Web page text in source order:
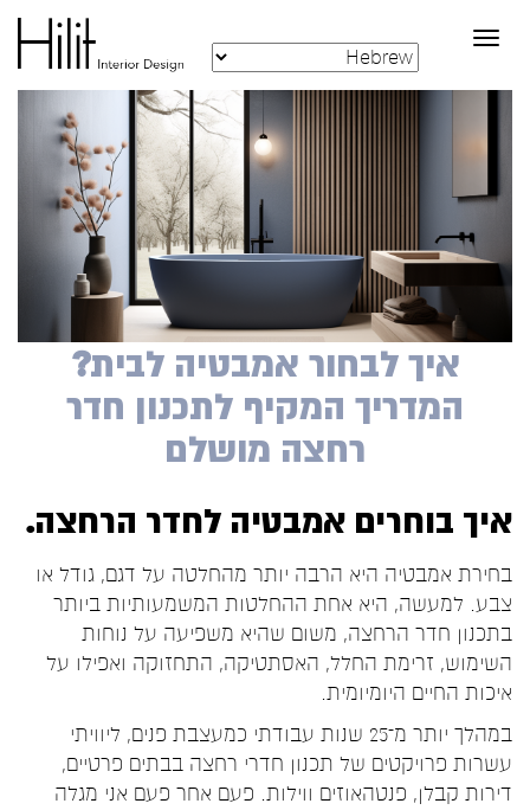
Toggle
navigation
איך לבחור אמבטיה לבית?
המדריך המקיף לתכנון חדר
רחצה מושלם
איך בוחרים אמבטיה לחדר הרחצה.
בחירת אמבטיה היא הרבה יותר מהחלטה על דגם, גודל או
צבע. למעשה, היא אחת ההחלטות המשמעותיות ביותר
בתכנון חדר הרחצה, משום שהיא משפיעה על נוחות
השימוש, זרימת החלל, האסתטיקה, התחזוקה ואפילו על
איכות החיים היומיומית.
במהלך יותר מ־25 שנות עבודתי כמעצבת פנים, ליוויתי
עשרות פרויקטים של תכנון חדרי רחצה בבתים פרטיים,
דירות קבלן, פנטהאוזים ווילות. פעם אחר פעם אני מגלה